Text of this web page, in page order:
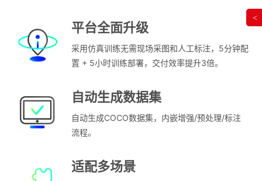
平台全面升级
采用仿真训练无需现场采图和人工标注，5分钟配
置 + 5小时训练部署，交付效率提升3倍。
自动生成数据集
自动生成COCO数据集，内嵌增强/预处理/标注
流程。
适配多场景
<